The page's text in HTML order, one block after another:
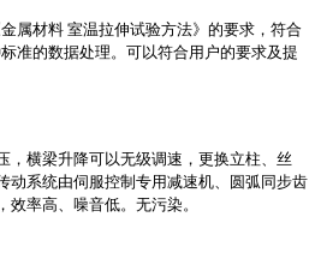
属材料 室温拉伸试验方法》的要求，符合
准的数据处理。可以符合用户的要求及提
，横梁升降可以无级调速，更换立柱、丝
动系统由伺服控制专用减速机、圆弧同步齿
率高、噪音低。无污染。